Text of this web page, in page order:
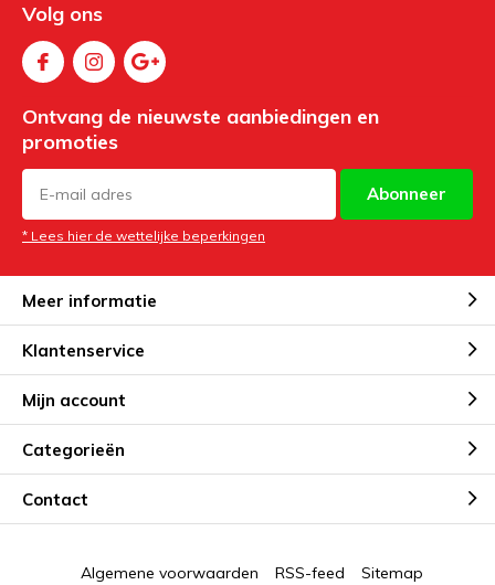
Volg ons
Ontvang de nieuwste aanbiedingen en
promoties
Abonneer
* Lees hier de wettelijke beperkingen
Meer informatie
Klantenservice
Mijn account
Categorieën
Contact
Algemene voorwaarden RSS-feed Sitemap